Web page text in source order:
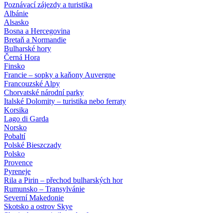
Poznávací zájezdy a turistika
Albánie
Alsasko
Bosna a Hercegovina
Bretaň a Normandie
Bulharské hory
Černá Hora
Finsko
Francie – sopky a kaňony Auvergne
Francouzské Alpy
Chorvatské národní parky
Italské Dolomity – turistika nebo ferraty
Korsika
Lago di Garda
Norsko
Pobaltí
Polské Bieszczady
Polsko
Provence
Pyreneje
Rila a Pirin – přechod bulharských hor
Rumunsko – Transylvánie
Severní Makedonie
Skotsko a ostrov Skye